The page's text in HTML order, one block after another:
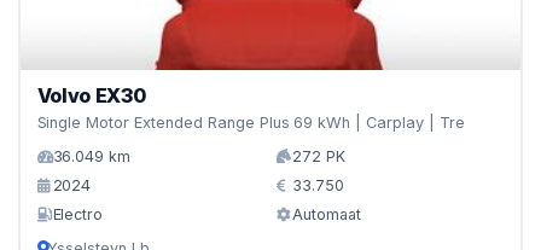
Volvo EX30
Single Motor Extended Range Plus 69 kWh | Carplay | Tre
36.049 km
272 PK
2024
33.750
Electro
Automaat